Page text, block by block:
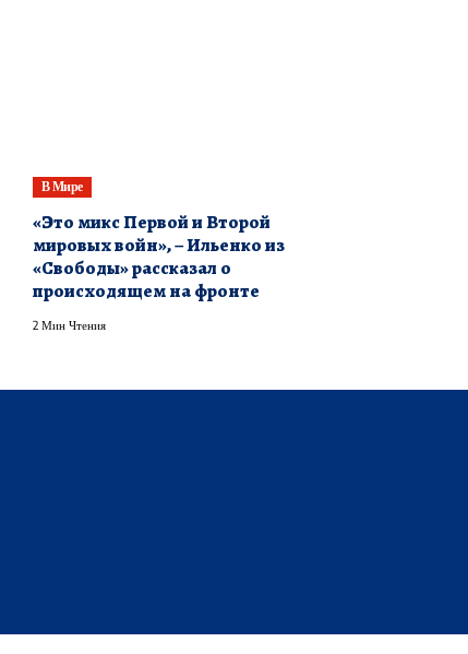
В Мире
«Это микс Первой и Второй
мировых войн», – Ильенко из
«Свободы» рассказал о
происходящем на фронте
2 Мин Чтения